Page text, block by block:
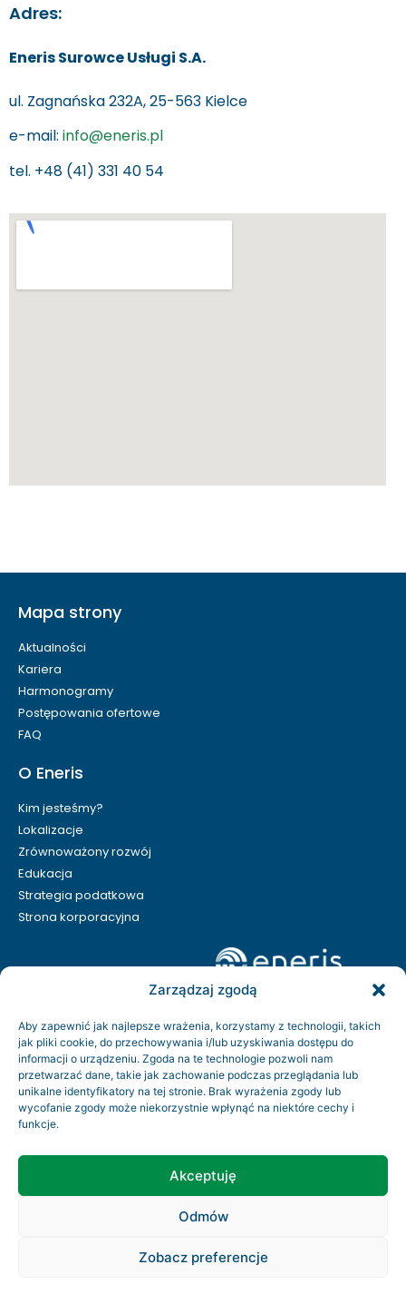
Zarządzaj zgodą
Aby zapewnić jak najlepsze wrażenia, korzystamy z technologii, takich
jak pliki cookie, do przechowywania i/lub uzyskiwania dostępu do
informacji o urządzeniu. Zgoda na te technologie pozwoli nam
przetwarzać dane, takie jak zachowanie podczas przeglądania lub
unikalne identyfikatory na tej stronie. Brak wyrażenia zgody lub
wycofanie zgody może niekorzystnie wpłynąć na niektóre cechy i
funkcje.
Akceptuję
Odmów
Zobacz preferencje
Adres:
Eneris Surowce Usługi S.A.
ul. Zagnańska 232A, 25-563 Kielce
e-mail: info@eneris.pl
tel. +48 (41) 331 40 54
Mapa strony
Aktualności
Kariera
Harmonogramy
Postępowania ofertowe
FAQ
O Eneris
Kim jesteśmy?
Lokalizacje
Zrównoważony rozwój
Edukacja
Strategia podatkowa
Strona korporacyjna
Rodo
Regulamin serwisu
info@eneris.pl